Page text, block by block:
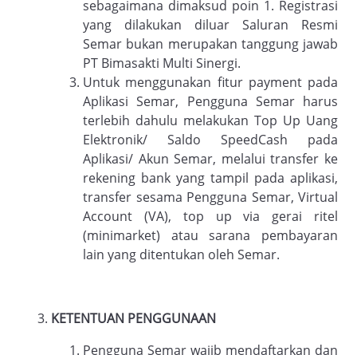
sebagaimana dimaksud poin 1. Registrasi
yang dilakukan diluar Saluran Resmi
Semar bukan merupakan tanggung jawab
PT Bimasakti Multi Sinergi.
Untuk menggunakan fitur payment pada
Aplikasi Semar, Pengguna Semar harus
terlebih dahulu melakukan Top Up Uang
Elektronik/ Saldo SpeedCash pada
Aplikasi/ Akun Semar, melalui transfer ke
rekening bank yang tampil pada aplikasi,
transfer sesama Pengguna Semar, Virtual
Account (VA), top up via gerai ritel
(minimarket) atau sarana pembayaran
lain yang ditentukan oleh Semar.
KETENTUAN PENGGUNAAN
Pengguna Semar wajib mendaftarkan dan